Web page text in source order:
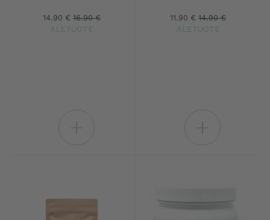
14.90 € 16.90 €
ALETUOTE
11.90 € 14.90 €
ALETUOTE